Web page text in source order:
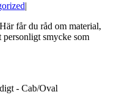
|
får du råd om material,
smycke som